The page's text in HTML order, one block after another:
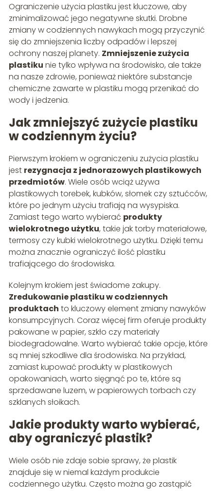
Ograniczenie użycia plastiku jest kluczowe, aby
zminimalizować jego negatywne skutki. Drobne
zmiany w codziennych nawykach mogą przyczynić
się do zmniejszenia liczby odpadów i lepszej
ochrony naszej planety. Zmniejszenie zużycia
plastiku nie tylko wpływa na środowisko, ale także
na nasze zdrowie, ponieważ niektóre substancje
chemiczne zawarte w plastiku mogą przenikać do
wody i jedzenia.
Jak zmniejszyć zużycie plastiku
w codziennym życiu?
Pierwszym krokiem w ograniczeniu zużycia plastiku
jest rezygnacja z jednorazowych plastikowych
przedmiotów. Wiele osób wciąż używa
plastikowych torebek, kubków, słomek czy sztućców,
które po jednym użyciu trafiają na wysypiska.
Zamiast tego warto wybierać produkty
wielokrotnego użytku, takie jak torby materiałowe,
termosy czy kubki wielokrotnego użytku. Dzięki temu
można znacznie ograniczyć ilość plastiku
trafiającego do środowiska.
Kolejnym krokiem jest świadome zakupy.
Zredukowanie plastiku w codziennych
produktach to kluczowy element zmiany nawyków
konsumpcyjnych. Coraz więcej firm oferuje produkty
pakowane w papier, szkło czy materiały
biodegradowalne. Warto wybierać takie opcje, które
są mniej szkodliwe dla środowiska. Na przykład,
zamiast kupować produkty w plastikowych
opakowaniach, warto sięgnąć po te, które są
sprzedawane luzem, w papierowych torbach czy
szklanych słoikach.
Jakie produkty warto wybierać,
aby ograniczyć plastik?
Wiele osób nie zdaje sobie sprawy, że plastik
znajduje się w niemal każdym produkcie
codziennego użytku. Często można go zastąpić